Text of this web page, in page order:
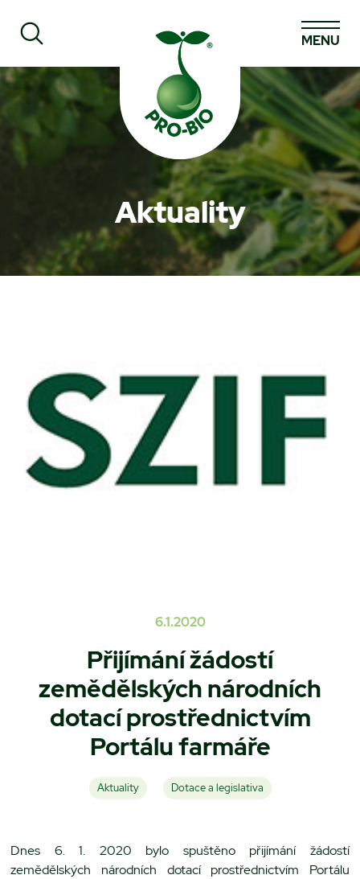
Prohledat PRO-BIO
MENU
Aktuality
6.1.2020
Přijímání žádostí
zemědělských národních
dotací prostřednictvím
Portálu farmáře
Aktuality Dotace a legislativa
Dnes 6. 1. 2020 bylo spuštěno přijímání žádostí
zemědělských národních dotací prostřednictvím Portálu